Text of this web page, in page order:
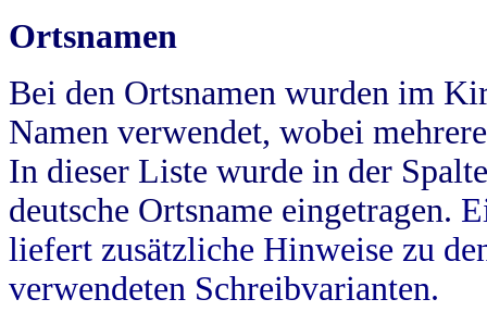
Ortsnamen
Bei den Ortsnamen wurden im
Namen verwendet, wobei
In dieser Liste wurde in der
deutsche Ortsname eingetragen.
liefert zusätzliche Hinweise zu
verwendeten Schreibvarianten.